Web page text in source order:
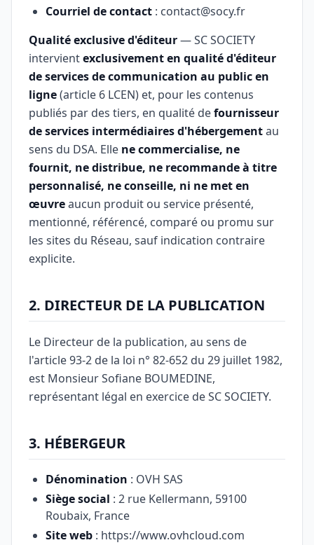
Courriel de contact : contact@socy.fr
Qualité exclusive d'éditeur— SC SOCIETY
intervientexclusivement en qualité d'éditeur
de services de communication au public en
ligne(article 6 LCEN) et, pour les contenus
publiés par des tiers, en qualité defournisseur
de services intermédiaires d'hébergementau
sens du DSA. Elle ne commercialise, ne
fournit, ne distribue, ne recommande à titre
personnalisé, ne conseille, ni ne met en
œuvreaucun produit ou service présenté,
mentionné, référencé, comparé ou promu sur
les sites du Réseau, sauf indication contraire
explicite.
2. DIRECTEUR DE LA PUBLICATION
Le Directeur de la publication, au sens de
l'article 93-2 de la loi n° 82-652 du 29 juillet 1982,
est Monsieur Sofiane BOUMEDINE,
représentant légal en exercice de SC SOCIETY.
3. HÉBERGEUR
Dénomination : OVH SAS
Siège social : 2 rue Kellermann, 59100
Roubaix, France
Site web : https://www.ovhcloud.com